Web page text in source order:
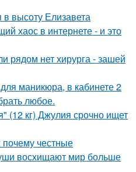
в высоту Елизавета
хаос в интернете - и это
рядом нет хирурга - зашей
маникюра, в кабинете 2
любое.
(12 кг) Джулия срочно ищет
честные
восхищают мир больше